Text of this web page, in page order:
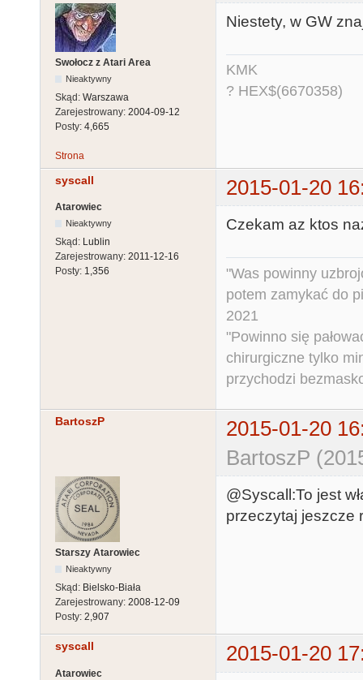
Swołocz z Atari Area
Nieaktywny
Skąd: Warszawa
Zarejestrowany: 2004-09-12
Posty: 4,665
Niestety, w GW
KMK
? HEX$(6670358)
Strona
syscall 2015-01-20
Atarowiec
Nieaktywny
Skąd: Lublin
Zarejestrowany: 2011-12-16
Posty: 1,356
Czekam az ktos
"Was powinny
potem zamykać do
2021
"Powinno się
chirurgiczne tylko
przychodzi
BartoszP
2015-01-20
BartoszP
Starszy Atarowiec
Nieaktywny
Skąd: Bielsko-Biała
Zarejestrowany: 2008-12-09
Posty: 2,907
@Syscall:To jest
przeczytaj jeszcze
syscall 2015-01-20
Atarowiec